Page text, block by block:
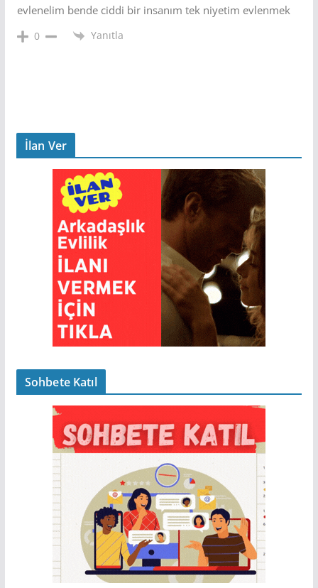
evlenelim bende ciddi bir insanım tek niyetim evlenmek
0 Yanıtla
İlan Ver
Sohbete Katıl